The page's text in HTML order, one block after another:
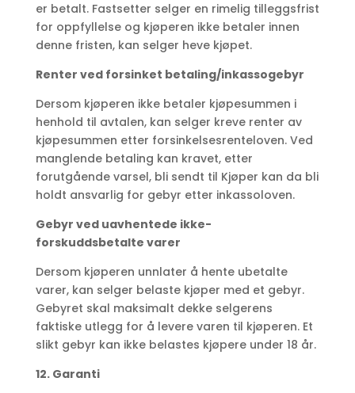
er betalt. Fastsetter selger en rimelig tilleggsfrist
for oppfyllelse og kjøperen ikke betaler innen
denne fristen, kan selger heve kjøpet.
Renter ved forsinket betaling/inkassogebyr
Dersom kjøperen ikke betaler kjøpesummen i
henhold til avtalen, kan selger kreve renter av
kjøpesummen etter forsinkelsesrenteloven. Ved
manglende betaling kan kravet, etter
forutgående varsel, bli sendt til Kjøper kan da bli
holdt ansvarlig for gebyr etter inkassoloven.
Gebyr ved uavhentede ikke-
forskuddsbetalte varer
Dersom kjøperen unnlater å hente ubetalte
varer, kan selger belaste kjøper med et gebyr.
Gebyret skal maksimalt dekke selgerens
faktiske utlegg for å levere varen til kjøperen. Et
slikt gebyr kan ikke belastes kjøpere under 18 år.
12. Garanti